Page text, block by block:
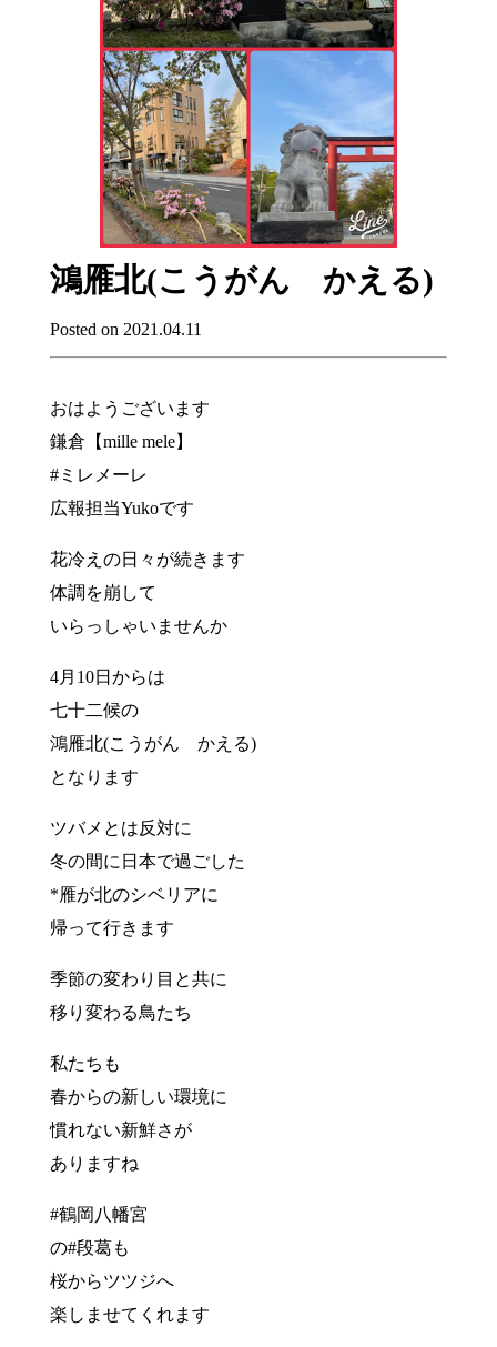
鴻雁北(こうがん かえる)
Posted on 2021.04.11
おはようございます
鎌倉【mille mele】
#ミレメーレ
広報担当Yukoです
花冷えの日々が続きます
体調を崩して
いらっしゃいませんか
4月10日からは
七十二候の
鴻雁北(こうがん かえる)
となります
ツバメとは反対に
冬の間に日本で過ごした
*雁が北のシベリアに
帰って行きます
季節の変わり目と共に
移り変わる鳥たち
私たちも
春からの新しい環境に
慣れない新鮮さが
ありますね
#鶴岡八幡宮
の#段葛も
桜からツツジへ
楽しませてくれます